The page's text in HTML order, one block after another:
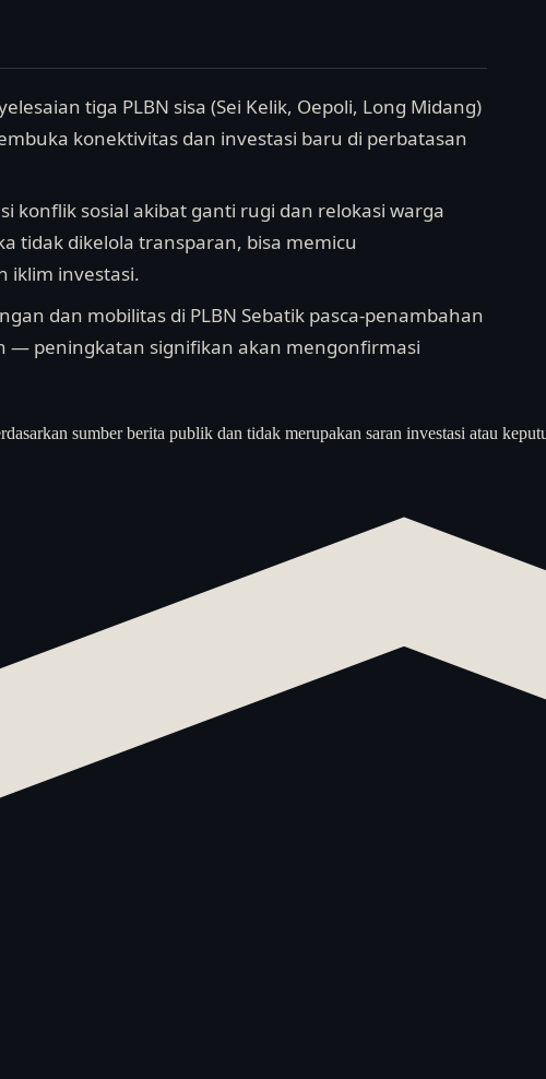
tiga PLBN sisa (Sei Kelik, Oepoli, Long Midang)
konektivitas dan investasi baru di perbatasan
konflik sosial akibat ganti rugi dan relokasi warga
tidak dikelola transparan, bisa memicu
iklim investasi.
dan mobilitas di PLBN Sebatik pasca-penambahan
— peningkatan signifikan akan mengonfirmasi
sumber berita publik dan tidak merupakan saran investasi atau